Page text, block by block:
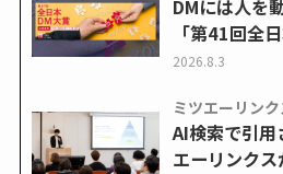
DMには人を
「第41回全
2026.8.3
ミツエーリンク
AI検索で引
エーリンク